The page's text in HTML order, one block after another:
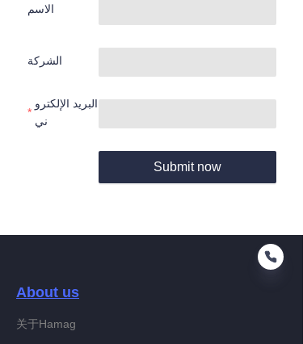
الاسم
الشركة
البريد الإلكترو
ني
Submit now
About us
关于Hamag